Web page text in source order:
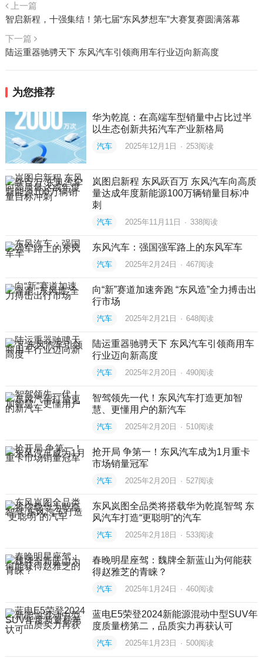
上一篇
智启新程，十强集结！第七届“东风梦想车”大赛复赛圆满落幕
下一篇
陆运重器驰骋天下 东风汽车引领商用车行业迈向新高度
为您推荐
华为乾崑：在高端车型销量中占比过半
以生态创新共拓汽车产业新格局
汽车 2025年12月1日 · 253阅读
岚图启新程 东风跃百万 东风汽车向高质
量达成年度新能源100万辆销量目标冲
刺
汽车 2025年11月11日 · 338阅读
东风汽车：强国强军路上的东风军车
汽车 2025年2月24日 · 467阅读
向“新”赛道加速奔跑 “东风造”全力搏击出
行市场
汽车 2025年2月21日 · 648阅读
陆运重器驰骋天下 东风汽车引领商用车
行业迈向新高度
汽车 2025年2月20日 · 490阅读
智驾领先一代！东风汽车打造更加智
慧、更懂用户的新汽车
汽车 2025年2月20日 · 510阅读
抢开局 争第一！东风汽车成为1月重卡
市场销量冠军
汽车 2025年2月20日 · 527阅读
东风岚图全品类将搭载华为乾崑智驾 东
风汽车打造“更聪明”的汽车
汽车 2025年2月18日 · 533阅读
春晚明星座驾：魏牌全新蓝山为何能获
得赵雅芝的青睐？
汽车 2025年1月24日 · 460阅读
蓝电E5荣登2024新能源混动中型SUV年
度质量榜第二，品质实力再获认可
汽车 2025年1月23日 · 500阅读